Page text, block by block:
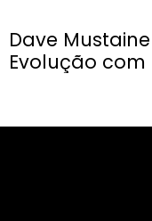
Dave
Evolução